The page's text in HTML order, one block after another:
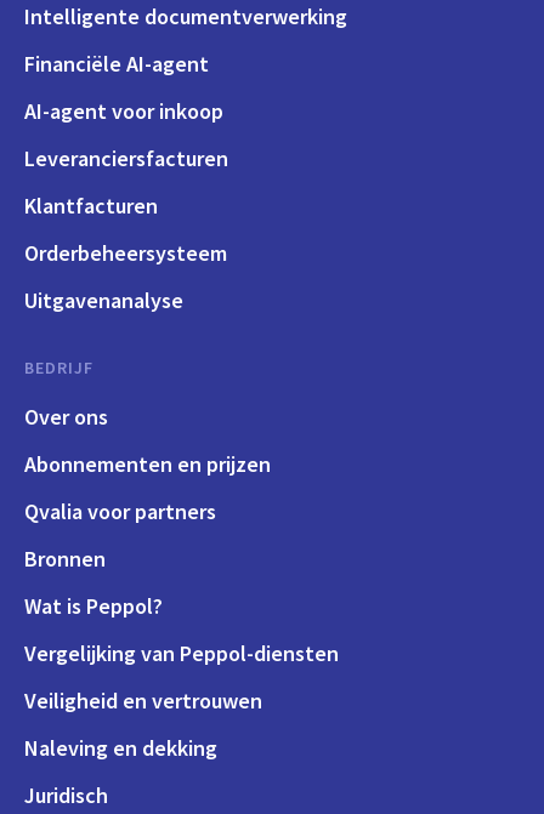
Intelligente documentverwerking
Financiële AI-agent
AI-agent voor inkoop
Leveranciersfacturen
Klantfacturen
Orderbeheersysteem
Uitgavenanalyse
BEDRIJF
Over ons
Abonnementen en prijzen
Qvalia voor partners
Bronnen
Wat is Peppol?
Vergelijking van Peppol-diensten
Veiligheid en vertrouwen
Naleving en dekking
Juridisch